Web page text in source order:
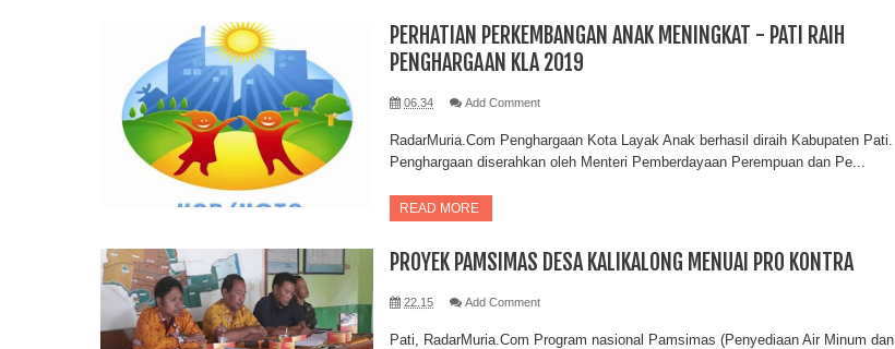
PERHATIAN PERKEMBANGAN ANAK MENINGKAT - PATI RAIH
PENGHARGAAN KLA 2019
06.34 Add Comment
RadarMuria.Com Penghargaan Kota Layak Anak berhasil diraih Kabupaten Pati.
Penghargaan diserahkan oleh Menteri Pemberdayaan Perempuan dan Pe...
READ MORE
PROYEK PAMSIMAS DESA KALIKALONG MENUAI PRO KONTRA
22.15 Add Comment
Pati, RadarMuria.Com Program nasional Pamsimas (Penyediaan Air Minum dan